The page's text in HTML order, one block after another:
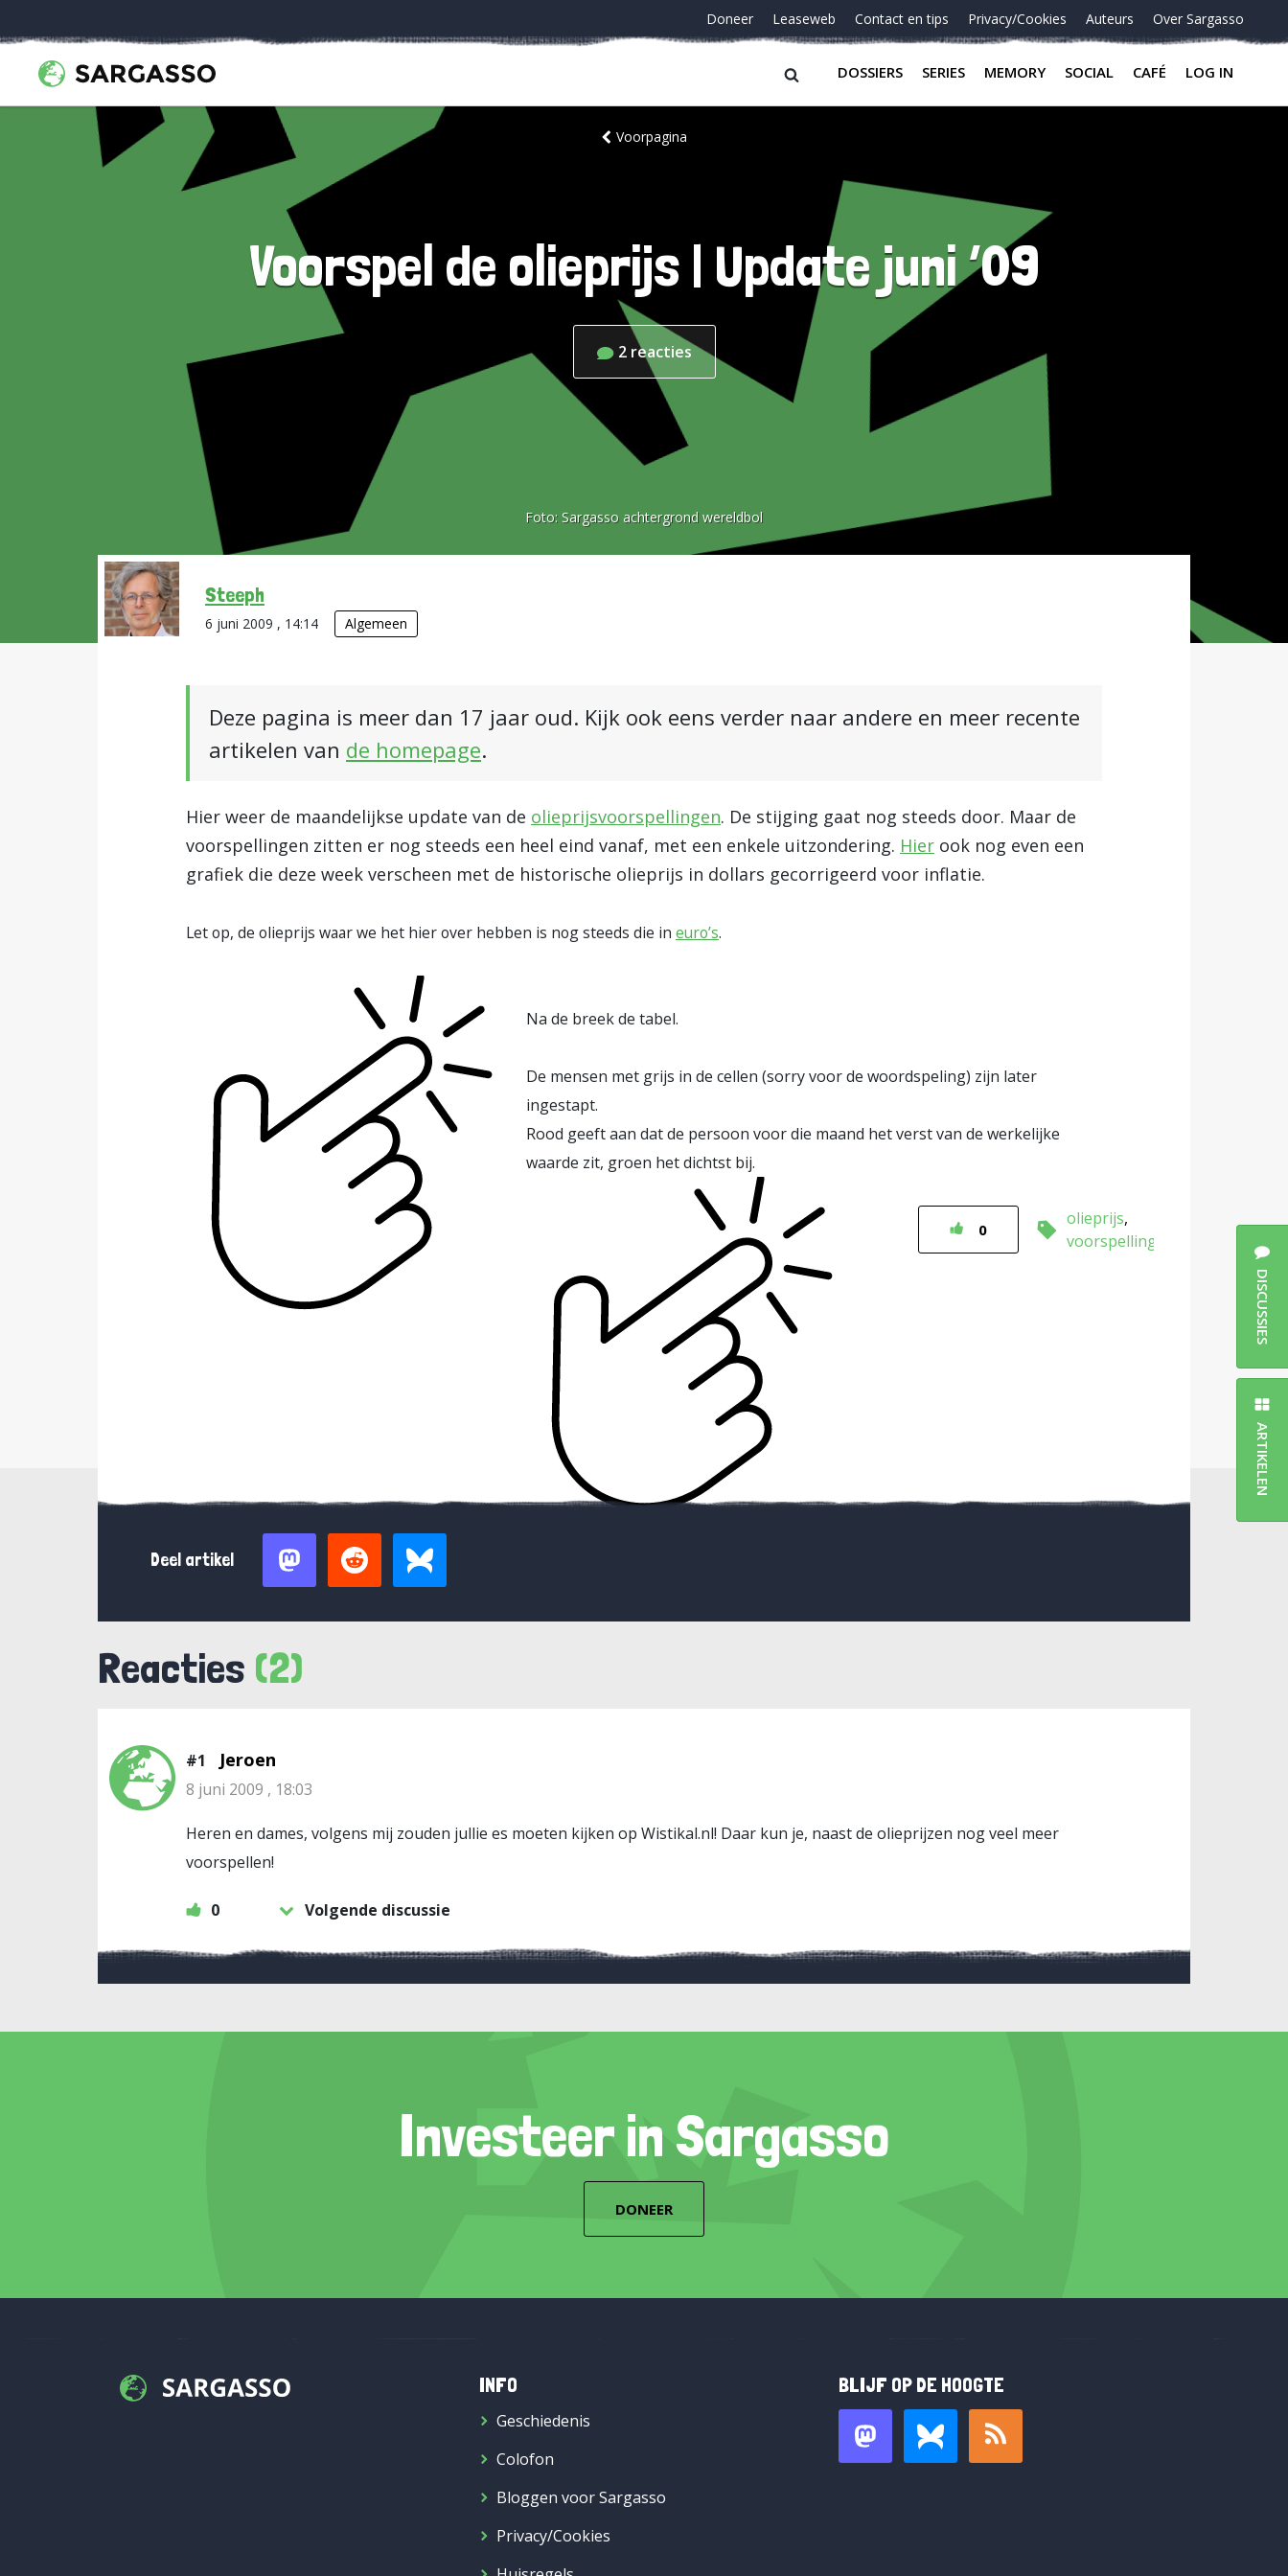
Doneer Leaseweb Contact en tips Privacy/Cookies Auteurs Over Sargasso
DOSSIERS SERIES MEMORY SOCIAL CAFÉ LOG IN
Voorpagina
Voorspel de olieprijs | Update juni ’09
2 reacties
Foto: Sargasso achtergrond wereldbol
Steeph
6 juni 2009 , 14:14 Algemeen
Deze pagina is meer dan 17 jaar oud. Kijk ook eens verder naar andere en meer recente
artikelen van de homepage.
Hier weer de maandelijkse update van de olieprijsvoorspellingen. De stijging gaat nog steeds door. Maar de
voorspellingen zitten er nog steeds een heel eind vanaf, met een enkele uitzondering. Hier ook nog even een
grafiek die deze week verscheen met de historische olieprijs in dollars gecorrigeerd voor inflatie.
Let op, de olieprijs waar we het hier over hebben is nog steeds die in euro’s.
Na de breek de tabel.
De mensen met grijs in de cellen (sorry voor de woordspeling) zijn later
ingestapt.
Rood geeft aan dat de persoon voor die maand het verst van de werkelijke
waarde zit, groen het dichtst bij.
0
olieprijs
voorspelling
Deel artikel
Reacties (2)
#1 Jeroen
8 juni 2009 , 18:03
Heren en dames, volgens mij zouden jullie es moeten kijken op Wistikal.nl! Daar kun je, naast de olieprijzen nog veel meer
voorspellen!
0 Volgende discussie
Investeer in Sargasso
DONEER
INFO
Geschiedenis
Colofon
Bloggen voor Sargasso
Privacy/Cookies
BLIJF OP DE HOOGTE
DISCUSSIES
ARTIKELEN